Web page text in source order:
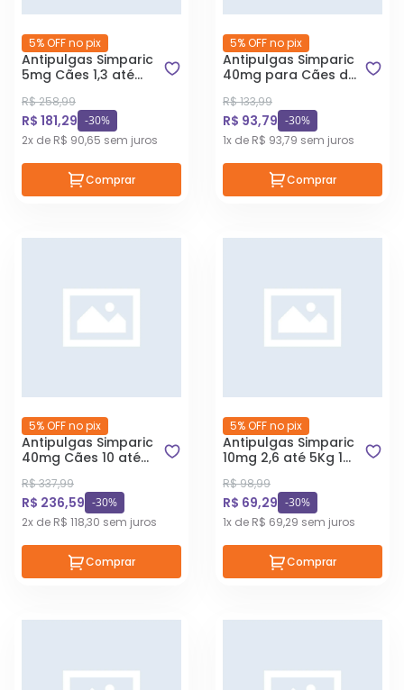
5% OFF no pix
Antipulgas Simparic
5mg Cães 1,3 até
Comprimidos
R$ 258,99
R$ 181,29 -30%
2x de R$ 90,65 sem juros
Comprar
5% OFF no pix
Antipulgas Simparic
40mg para Cães de
Comprimido
R$ 133,99
R$ 93,79 -30%
1x de R$ 93,79 sem juros
Comprar
5% OFF no pix
Antipulgas Simparic
40mg Cães 10 até
Comprimidos
R$ 337,99
R$ 236,59 -30%
2x de R$ 118,30 sem juros
Comprar
5% OFF no pix
Antipulgas Simparic
10mg 2,6 até 5Kg 1
R$ 98,99
R$ 69,29 -30%
1x de R$ 69,29 sem juros
Comprar